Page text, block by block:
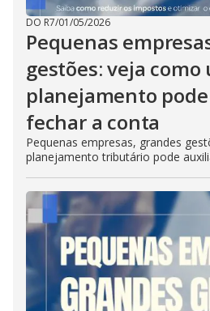
DO R7/01/05/2026
Pequenas
gestões: veja como
planejamento
fechar a conta
Pequenas empresas, grandes
planejamento tributário pode